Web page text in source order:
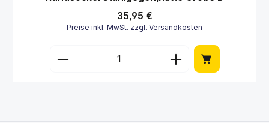
Regulärer Preis:
35,95 €
Preise inkl. MwSt. zzgl. Versandkosten
Produkt Anzahl: Gib den gewünschten